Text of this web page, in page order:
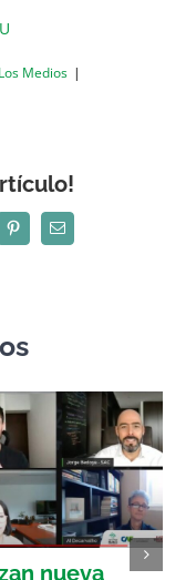
Medios |
PinterestCorreo
electrónico
nueva